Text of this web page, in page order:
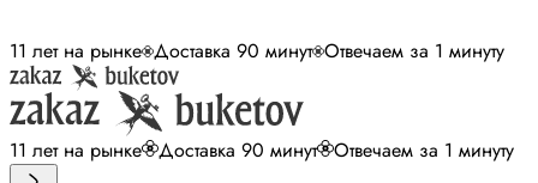
11 лет на рынке Доставка 90 минут Отвечаем за 1 минуту
11 лет на рынке Доставка 90 минут Отвечаем за 1 минуту